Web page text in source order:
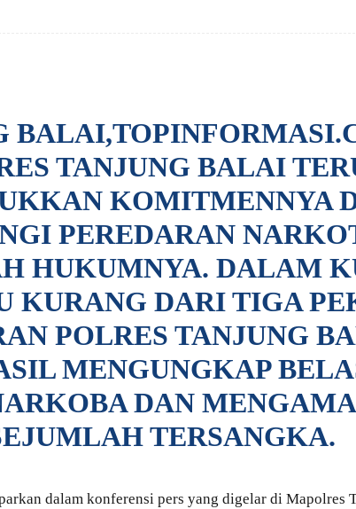
TANJUNG BALAI
KOMITMENNYA
PEREDARAN
HUKUMNYA. DALAM
KURANG DARI TIGA
POLRES TANJUNG
MENGUNGKAP
DAN
TERSANGKA.
dalam konferensi pers yang digelar di Mapolres